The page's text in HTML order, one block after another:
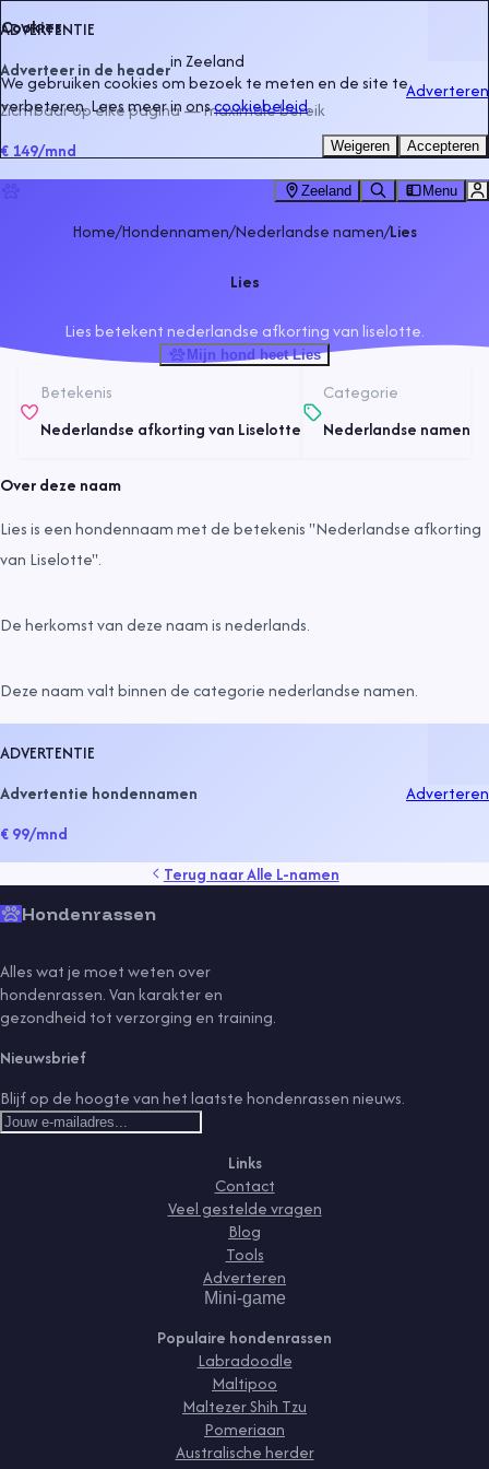
ADVERTENTIE
Adverteer in de headerinZeeland
Zichtbaar op elke pagina — maximale bereik
€ 149/mnd
Adverteren
Zeeland Menu
Home/Hondennamen/Nederlandse namen/Lies
Lies
Lies betekent nederlandse afkorting van liselotte.
Mijn hond heet Lies
Betekenis
Nederlandse afkorting van Liselotte
Categorie
Nederlandse namen
Over deze naam
Lies is een hondennaam met de betekenis "Nederlandse afkorting
van Liselotte".
De herkomst van deze naam isnederlands.
Deze naam valt binnen de categorienederlandse namen.
ADVERTENTIE
Advertentie hondennamen
€ 99/mnd
Adverteren
Terug naarAlle L-namen
Hondenrassen
Alles wat je moet weten over
hondenrassen. Van karakter en
gezondheid tot verzorging en training.
Nieuwsbrief
Blijf op de hoogte van het laatste hondenrassen nieuws.
Links
Contact
Veel gestelde vragen
Blog
Tools
Adverteren
Mini-game
Populaire hondenrassen
Labradoodle
Maltipoo
Maltezer Shih Tzu
Pomeriaan
Australische herder
Cookies
We gebruiken cookies om bezoek te meten en de site te
verbeteren. Lees meer in onscookiebeleid.
Weigeren Accepteren